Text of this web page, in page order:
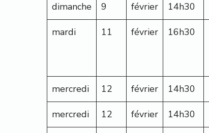
dimanche 9 février 14h30
mardi 11 février 16h30
mercredi 12 février 14h30
mercredi 12 février 14h30